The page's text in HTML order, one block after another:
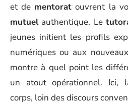
et de mentorat ouvrent la
mutuelauthentique. Le
jeunes initient les profils
numériques ou aux
montre à quel point les
un atout opérationnel. Ici,
corps, loin des discours